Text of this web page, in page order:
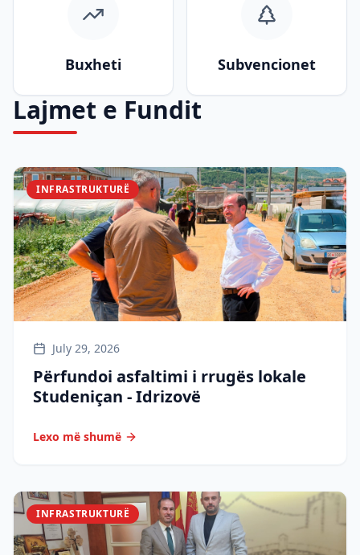
Buxheti Subvencionet
Lajmet e Fundit
INFRASTRUKTURË
July 29, 2026
Përfundoi asfaltimi i rrugës lokale
Studeniçan - Idrizovë
Lexo më shumë
INFRASTRUKTURË